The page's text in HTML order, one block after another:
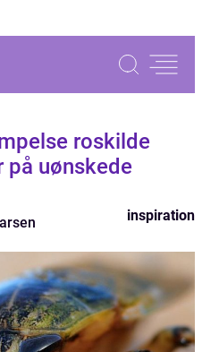
roskilde
på uønskede
inspiration